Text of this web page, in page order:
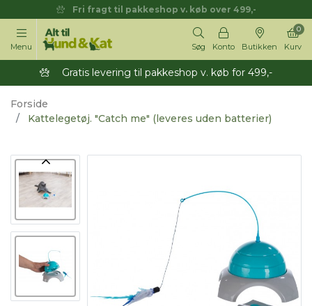
Fri fragt til pakkeshop v. køb over 499,-
Menu Søg Konto Butikken Kurv
0
Gratis levering til pakkeshop v. køb for 499,-
Forside
Kattelegetøj. "Catch me" (leveres uden batterier)